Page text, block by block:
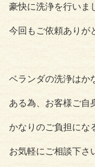
豪快に洗浄を行いま
今回もご依頼ありが
ベランダの洗浄はか
ある為、お客様ご自
かなりのご負担にな
お気軽にご相談下さ